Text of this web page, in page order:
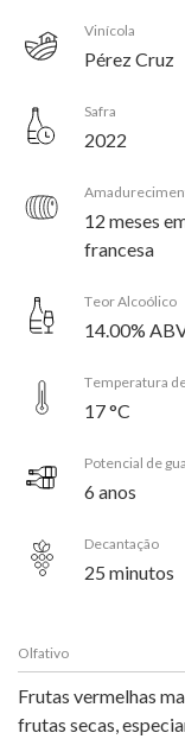
Vinícola
Pérez Cruz
Safra
2022
12 meses
francesa
Teor Alcoólico
14.00%
Temperatura
17 °C
Potencial de
6 anos
Decantação
25 minutos
Olfativo
Frutas vermelhas
frutas secas,